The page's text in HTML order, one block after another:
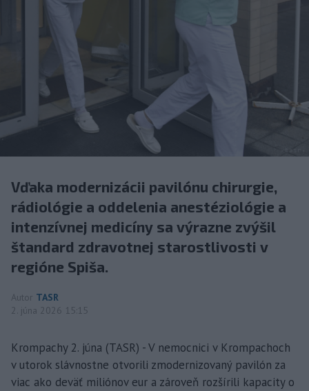
Vďaka modernizácii pavilónu chirurgie,
rádiológie a oddelenia anestéziológie a
intenzívnej medicíny sa výrazne zvýšil
štandard zdravotnej starostlivosti v
regióne Spiša.
Autor TASR
2. júna 2026 15:15
Krompachy 2. júna (TASR) - V nemocnici v Krompachoch
v utorok slávnostne otvorili zmodernizovaný pavilón za
viac ako deväť miliónov eur a zároveň rozšírili kapacity o